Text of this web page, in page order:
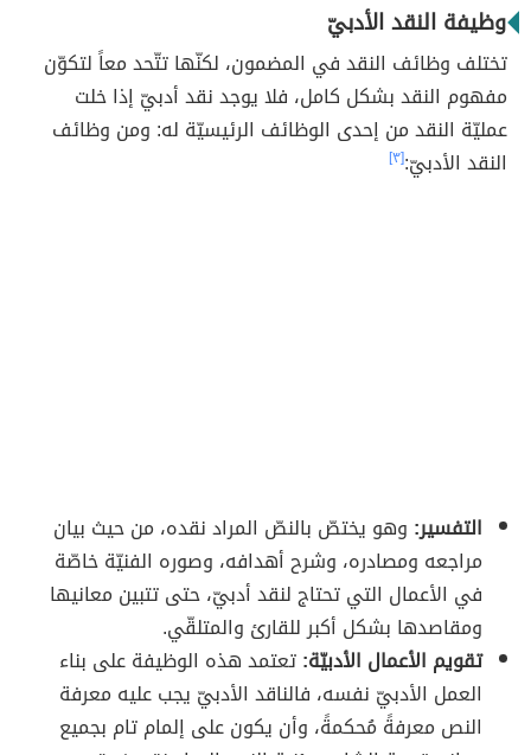
وظيفة النقد الأدبيّ
تختلف وظائف النقد في المضمون، لكنّها تتّحد معاً لتكوّن
مفهوم النقد بشكل كامل، فلا يوجد نقد أدبيّ إذا خلت
عمليّة النقد من إحدى الوظائف الرئيسيّة له: ومن وظائف
النقد الأدبيّ:[٣]
التفسير: وهو يختصّ بالنصّ المراد نقده، من حيث بيان
مراجعه ومصادره، وشرح أهدافه، وصوره الفنيّة خاصّة
في الأعمال التي تحتاج لنقد أدبيّ، حتى تتبين معانيها
ومقاصدها بشكل أكبر للقارئ والمتلقّي.
تقويم الأعمال الأدبيّة:تعتمد هذه الوظيفة على بناء
العمل الأدبيّ نفسه، فالناقد الأدبيّ يجب عليه معرفة
النص معرفةً مُحكمةً، وأن يكون على إلمام تام بجميع